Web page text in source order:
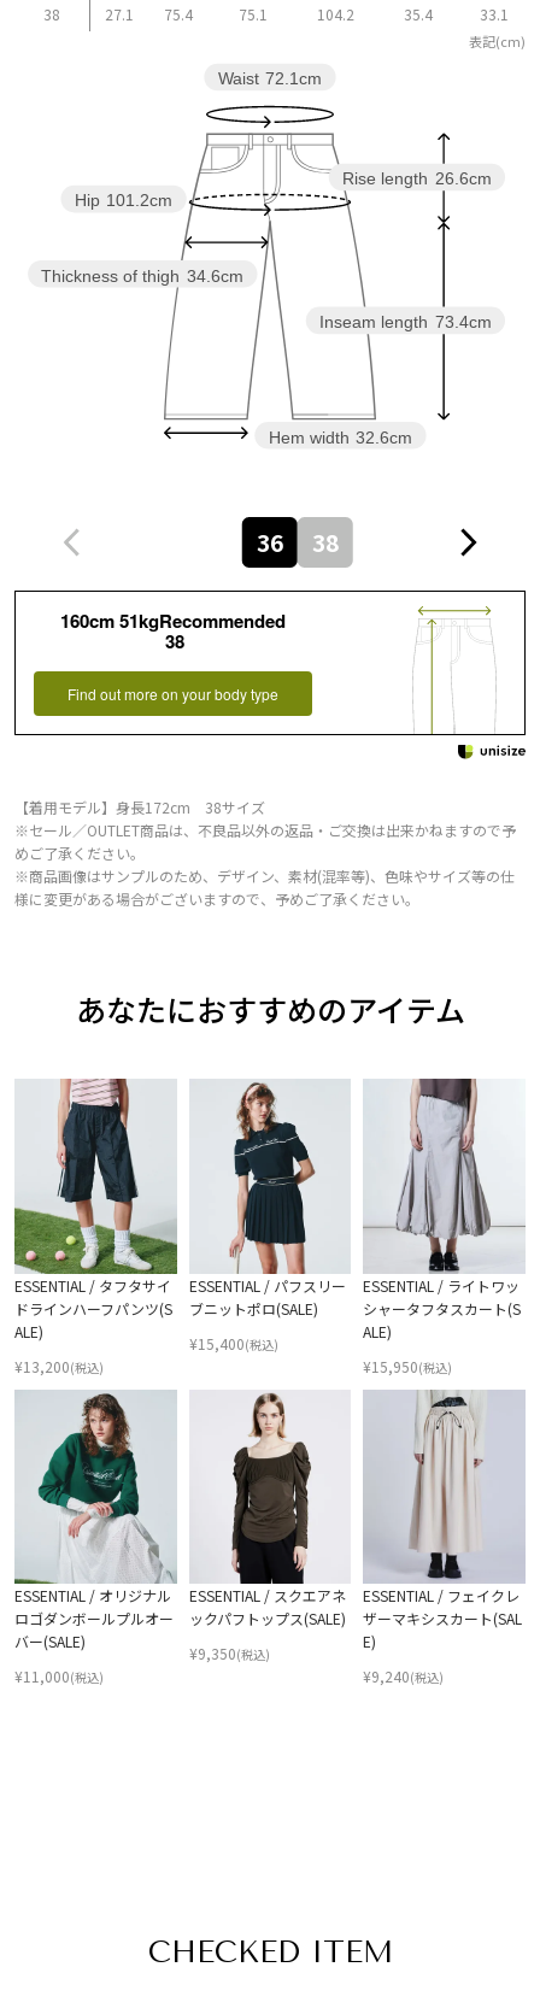
38 27.1 75.4 75.1 104.2 35.4 33.1
表記(cm)
Inseam length 73.4cm
Rise length 26.6cm
Hem width 32.6cm
Thickness of thigh 34.6cm
Hip 101.2cm
Waist 72.1cm
36 38
160cm 51kgRecommended
38
Find out more on your body type
【着用モデル】身長172cm 38サイズ
※セール／OUTLET商品は、不良品以外の返品・ご交換は出来かねますので予
めご了承ください。
※商品画像はサンプルのため、デザイン、素材(混率等)、色味やサイズ等の仕
様に変更がある場合がございますので、予めご了承ください。
あなたにおすすめのアイテム
ESSENTIAL / タフタサイ
ドラインハーフパンツ(S
ALE)
¥13,200(税込)
ESSENTIAL / パフスリー
ブニットポロ(SALE)
¥15,400(税込)
ESSENTIAL / ライトワッ
シャータフタスカート(S
ALE)
¥15,950(税込)
ESSENTIAL / オリジナル
ロゴダンボールプルオー
バー(SALE)
¥11,000(税込)
ESSENTIAL / スクエアネ
ックパフトップス(SALE)
¥9,350(税込)
ESSENTIAL / フェイクレ
ザーマキシスカート(SAL
E)
¥9,240(税込)
CHECKED ITEM